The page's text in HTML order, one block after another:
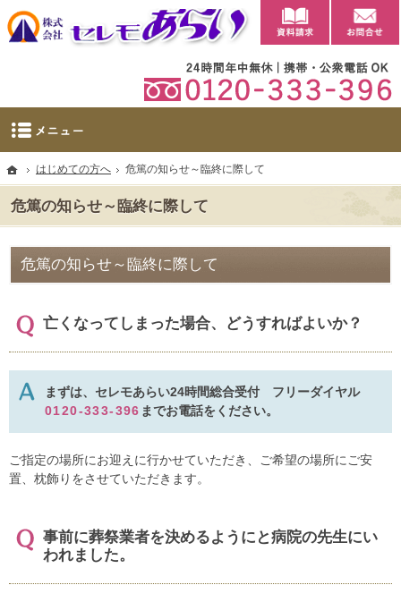
ホーム
はじめての方へ 危篤の知らせ～臨終に際して
危篤の知らせ～臨終に際して
太田市に自社斎場を完備。群馬県太田市・大泉町の葬儀・家族葬・葬祭なら当社へ。
【公式】群馬県太田市・大泉町の葬儀・家族葬・葬祭ならセレモあらい
危篤の知らせ～臨終に際して
亡くなってしまった場合、どうすればよいか？
まずは、セレモあらい24時間総合受付 フリーダイヤル
0120-333-396 までお電話をください。
ご指定の場所にお迎えに行かせていただき、ご希望の場所にご安
置、枕飾りをさせていただきます。
事前に葬祭業者を決めるようにと病院の先生にい
われました。
資料請求